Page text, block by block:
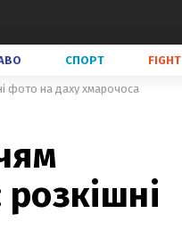
СПОРТ FIGHT
фото на даху хмарочоса